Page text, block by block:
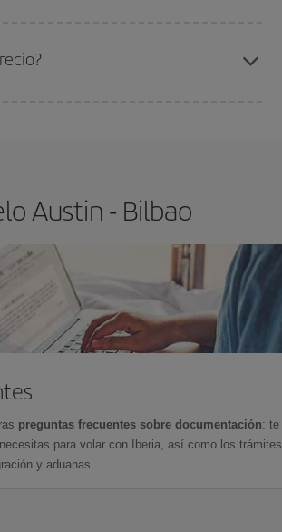
Austin - Bilbao
preguntas frecuentes sobre documentación: te
para volar con Iberia, así como los trámites
y aduanas.